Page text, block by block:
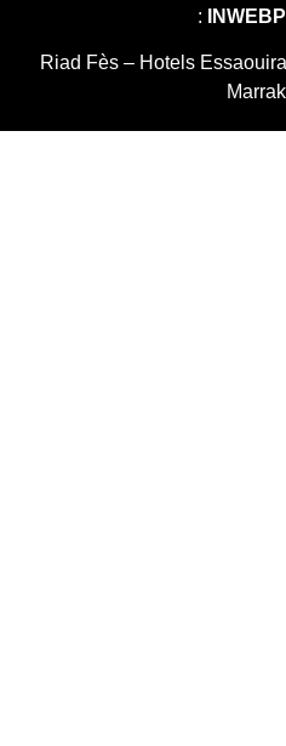
:
Riad Fès – Hotels Essaouira